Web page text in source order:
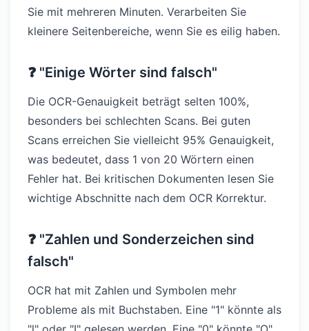
Sie mit mehreren Minuten. Verarbeiten Sie
kleinere Seitenbereiche, wenn Sie es eilig haben.
❓ "Einige Wörter sind falsch"
Die OCR-Genauigkeit beträgt selten 100%,
besonders bei schlechten Scans. Bei guten
Scans erreichen Sie vielleicht 95% Genauigkeit,
was bedeutet, dass 1 von 20 Wörtern einen
Fehler hat. Bei kritischen Dokumenten lesen Sie
wichtige Abschnitte nach dem OCR Korrektur.
❓ "Zahlen und Sonderzeichen sind
falsch"
OCR hat mit Zahlen und Symbolen mehr
Probleme als mit Buchstaben. Eine "1" könnte als